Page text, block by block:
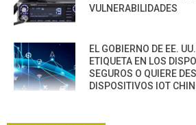
VULNERABILIDADES
EL GOBIERNO DE EE.
ETIQUETA EN LOS
SEGUROS O QUIERE
DISPOSITIVOS IOT